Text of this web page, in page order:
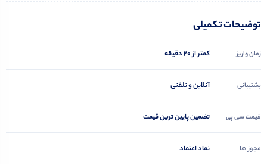
توضیحات تکمیلی
زمان واریز کمتر از 20 دقیقه
پشتیبانی آنلاین و تلفنی
قیمت سی پی تضمین پایین ترین قیمت
مجوز ها نماد اعتماد